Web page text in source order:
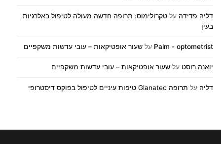
דליה פדידה על טקרולימוס: תרופה חדשה מעולה לטיפול באלרגיות
בעין
Palm - optometrist על שעור אופטיקאות – עובי עדשות משקפיים
יואנה רוסט על שעור אופטיקאות – עובי עדשות משקפיים
דליה על תרופה Glanatec טיפות עיניים לטיפול בפוקס דיסטרופי